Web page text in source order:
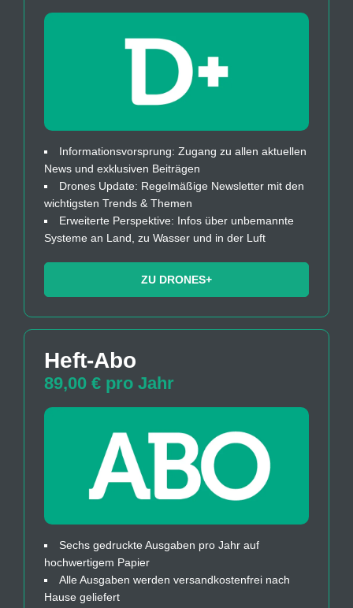
Informationsvorsprung: Zugang zu allen aktuellen
News und exklusiven Beiträgen
Drones Update: Regelmäßige Newsletter mit den
wichtigsten Trends & Themen
Erweiterte Perspektive: Infos über unbemannte
Systeme an Land, zu Wasser und in der Luft
ZU DRONES+
Heft-Abo
89,00 € pro Jahr
Sechs gedruckte Ausgaben pro Jahr auf
hochwertigem Papier
Alle Ausgaben werden versandkostenfrei nach
Hause geliefert